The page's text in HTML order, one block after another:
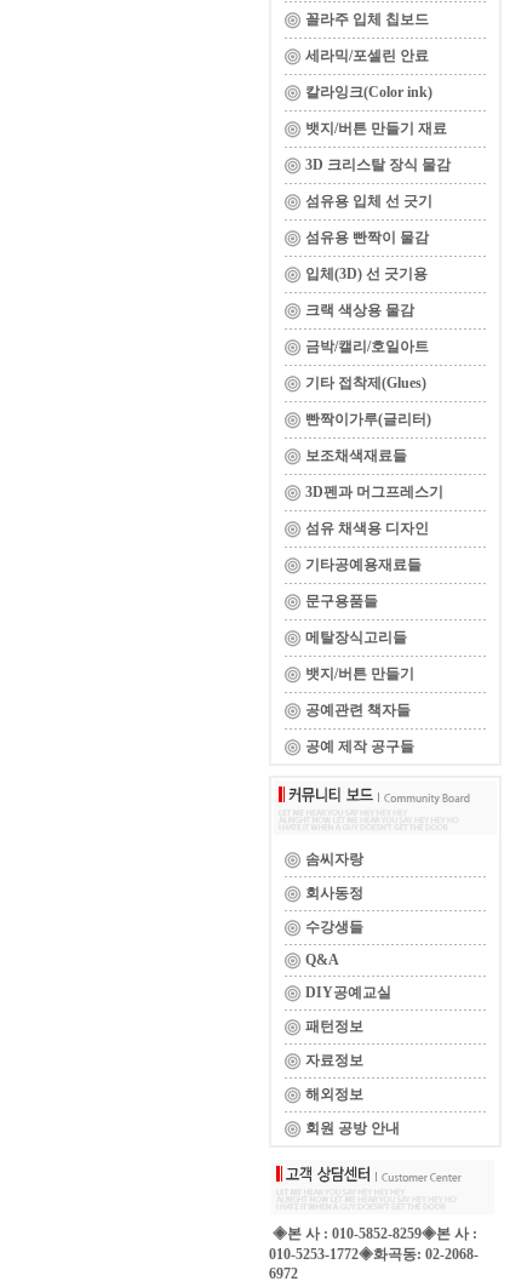
꼴라주 입체 칩보드
세라믹/포셀린 안료
칼라잉크(Color ink)
뱃지/버튼 만들기 재료
3D 크리스탈 장식 물감
섬유용 입체 선 긋기
섬유용 빤짝이 물감
입체(3D) 선 긋기용
크랙 색상용 물감
금박/캘리/호일아트
기타 접착제(Glues)
빤짝이가루(글리터)
보조채색재료들
3D펜과 머그프레스기
섬유 채색용 디자인
기타공예용재료들
문구용품들
메탈장식고리들
뱃지/버튼 만들기
공예관련 책자들
공예 제작 공구들
솜씨자랑
회사동정
수강생들
Q&A
DIY공예교실
패턴정보
자료정보
해외정보
회원 공방 안내
◈본 사 : 010-5852-8259◈본 사 :
010-5253-1772◈화곡동: 02-2068-
6972